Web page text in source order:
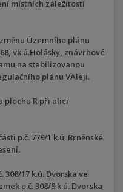
místních záležitostí
Územního plánu
vk.ú.Holásky, znávrhové
na stabilizovanou
plánu VAleji.
plochu R při ulici
p.č. 779/1 k.ú. Brněnské
308/17 k.ú. Dvorska ve
p.č. 308/9 k.ú. Dvorska